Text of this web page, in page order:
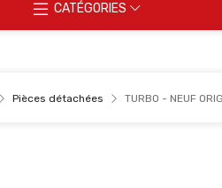
CATÉGORIES
Pièces détachées TURBO - NEUF